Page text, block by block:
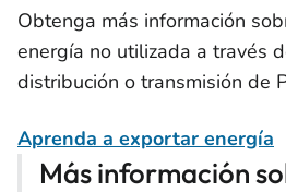
Obtenga más información
energía no utilizada a través
distribución o transmisión de
Aprenda a exportar energía
Más información